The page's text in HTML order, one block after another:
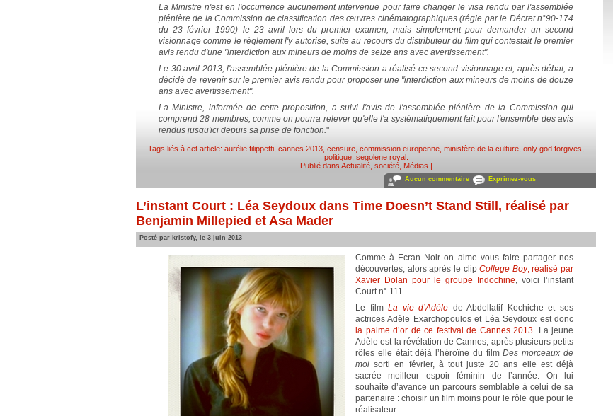
La Ministre n'est en l'occurrence aucunement intervenue pour faire changer le visa rendu par l'assemblée
plénière de la Commission de classification des œuvres cinématographiques (régie par le Décret n°90-174
du 23 février 1990) le 23 avril lors du premier examen, mais simplement pour demander un second
visionnage comme le règlement l'y autorise, suite au recours du distributeur du film qui contestait le premier
avis rendu d'une "interdiction aux mineurs de moins de seize ans avec avertissement".
Le 30 avril 2013, l'assemblée plénière de la Commission a réalisé ce second visionnage et, après débat, a
décidé de revenir sur le premier avis rendu pour proposer une "interdiction aux mineurs de moins de douze
ans avec avertissement".
La Ministre, informée de cette proposition, a suivi l'avis de l'assemblée plénière de la Commission qui
comprend 28 membres, comme on pourra relever qu'elle l'a systématiquement fait pour l'ensemble des avis
rendus jusqu'ici depuis sa prise de fonction."
Tags liés à cet article: aurélie filippetti cannes 2013 censure commission europenne ministère de la culture only god forgives
politique, segolene royal.
Publié dans Actualité, société, Médias |
Aucun commentaire Exprimez-vous
L’instant Court : Léa Seydoux dans Time Doesn’t Stand Still, réalisé par
Benjamin Millepied et Asa Mader
Posté par kristofy, le 3 juin 2013
Comme à Ecran Noir on aime vous faire partager nos
découvertes, alors après le clipCollege Boy, réalisé par
Xavier Dolan pour le groupe Indochine, voici l’instant
Court n° 111.
Le filmLa vie d’Adèle de Abdellatif Kechiche et ses
actrices Adèle Exarchopoulos et Léa Seydoux est donc
la palme d’or de ce festival de Cannes 2013. La jeune
Adèle est la révélation de Cannes, après plusieurs petits
rôles elle était déjà l’héroïne du filmDes morceaux de
moi sorti en février, à tout juste 20 ans elle est déjà
sacrée meilleur espoir féminin de l’année. On lui
souhaite d’avance un parcours semblable à celui de sa
partenaire : choisir un film moins pour le rôle que pour le
réalisateur…